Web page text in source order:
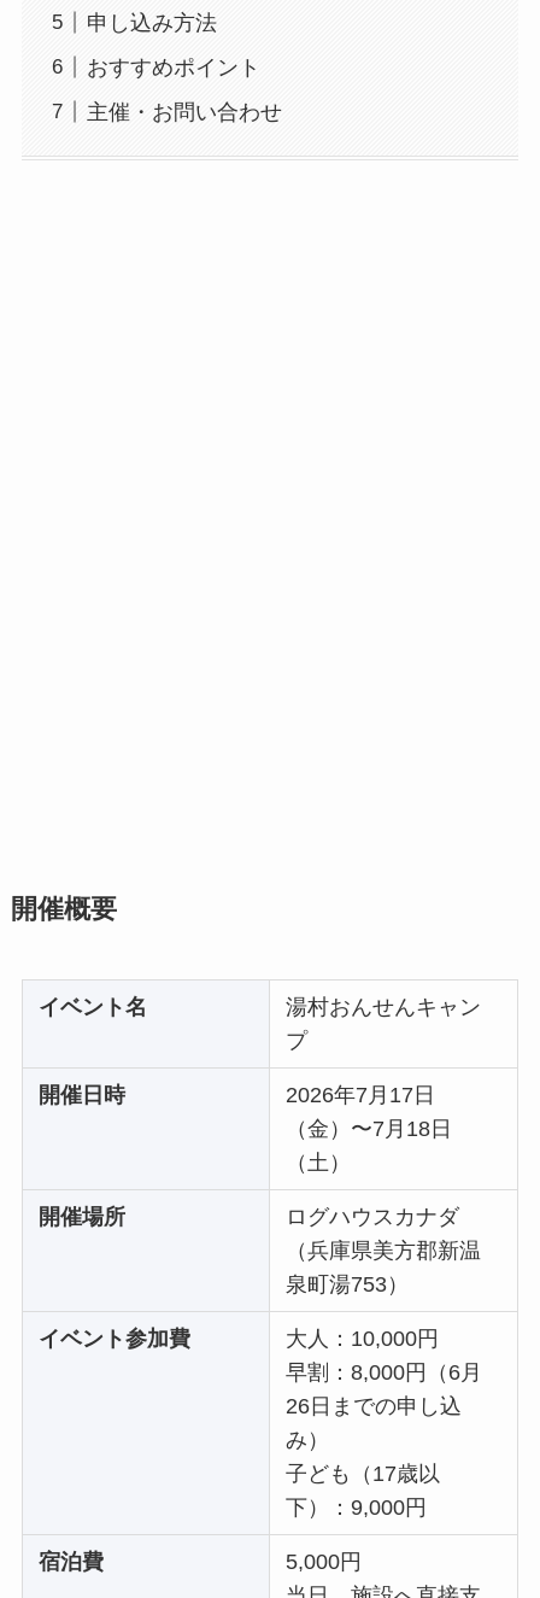
申し込み方法
おすすめポイント
主催・お問い合わせ
開催概要
イベント名
湯村おんせんキャン
プ
開催日時
2026年7月17日
（金）〜7月18日
（土）
開催場所
ログハウスカナダ
（兵庫県美方郡新温
泉町湯753）
イベント参加費
大人：10,000円
早割：8,000円（6月
26日までの申し込
み）
子ども（17歳以
下）：9,000円
宿泊費
5,000円